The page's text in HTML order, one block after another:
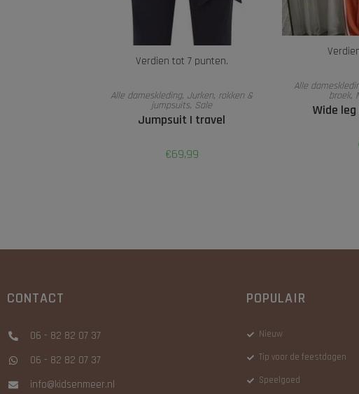
Verdien tot 7 punten.
OPTIES SELECTEREN
Alle dameskleding, Jurken, rokken &
jumpsuits, Sale
Jumpsuit | travel
€69,99
Alle
broek,
Wide
CONTACT
06 - 82 82 07 37
06 - 82 82 07 37
info@kidsenmeer.nl
POPULAIR
Nieuw
Tip voor de feestdagen
Speelgoed